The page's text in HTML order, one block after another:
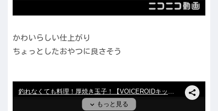
かわいらしい仕上がり
ちょっとしたおやつに良さそう